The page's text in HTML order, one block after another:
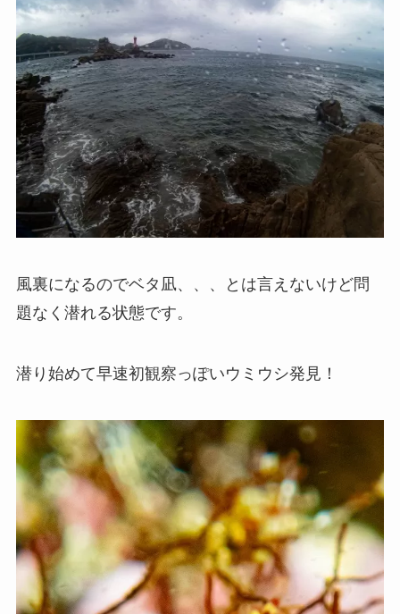
風裏になるのでベタ凪、、、とは言えないけど問
題なく潜れる状態です。
潜り始めて早速初観察っぽいウミウシ発見！